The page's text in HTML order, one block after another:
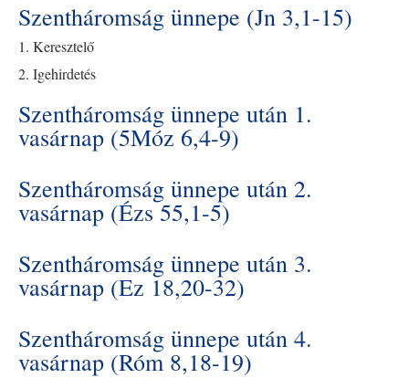
Szentháromság ünnepe (Jn 3,1-15)
1. Keresztelő
2. Igehirdetés
Szentháromság ünnepe után 1.
vasárnap (5Móz 6,4-9)
Szentháromság ünnepe után 2.
vasárnap (Ézs 55,1-5)
Szentháromság ünnepe után 3.
vasárnap (Ez 18,20-32)
Szentháromság ünnepe után 4.
vasárnap (Róm 8,18-19)